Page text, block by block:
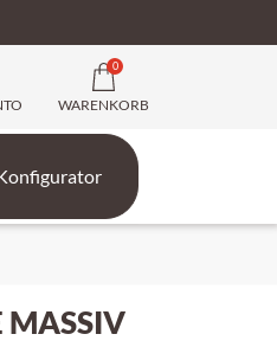
0
WARENKORB
MASSIV